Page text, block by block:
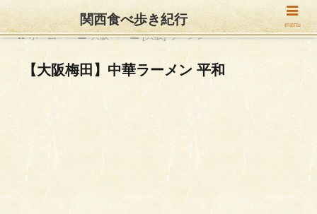
ホーム 大阪 [大阪] ラーメン
【大阪梅田】中華ラーメン 平和
関西食べ歩き紀行 menu